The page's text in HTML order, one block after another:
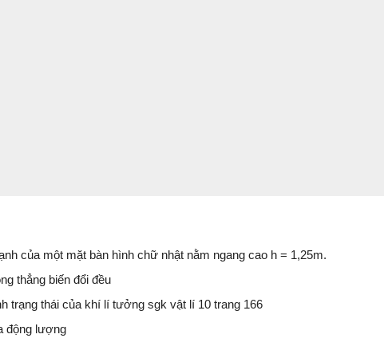
của một mặt bàn hình chữ nhật nằm ngang cao h = 1,25m.
thẳng biến đổi đều
trạng thái của khí lí tưởng sgk vật lí 10 trang 166
động lượng